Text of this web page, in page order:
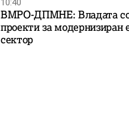
10:40
ВМРО-ДПМНЕ: Владата со
проекти за модернизиран
сектор